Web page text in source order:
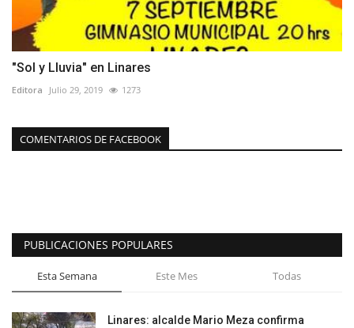
"Sol y Lluvia" en Linares
Editora Julio 29, 2019 1273
COMENTARIOS DE FACEBOOK
PUBLICACIONES POPULARES
Esta Semana Este Mes Todas
Linares: alcalde Mario Meza confirma